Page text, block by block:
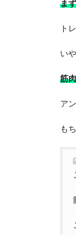
ま
ト
い
筋
ア
も